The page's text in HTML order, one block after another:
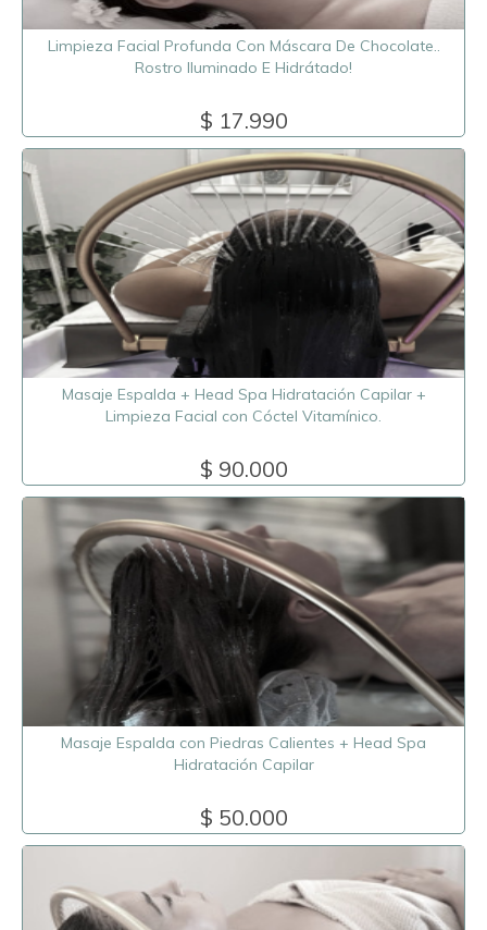
Limpieza Facial Profunda Con Máscara De Chocolate..
Rostro Iluminado E Hidrátado!
$ 17.990
Masaje Espalda + Head Spa Hidratación Capilar +
Limpieza Facial con Cóctel Vitamínico.
$ 90.000
Masaje Espalda con Piedras Calientes + Head Spa
Hidratación Capilar
$ 50.000